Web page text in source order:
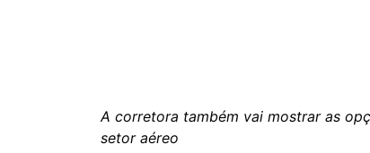
A corretora também vai mostrar as
setor aéreo